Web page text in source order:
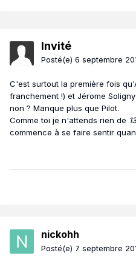
Invité
Posté(e) 6 septembre
C'est surtout la première fois
franchement !) et Jérome
non ? Manque plus que Pilot.
Comme toi je n'attends rien de 13
commence à se faire sentir
nickohh
Posté(e) 7 septembre